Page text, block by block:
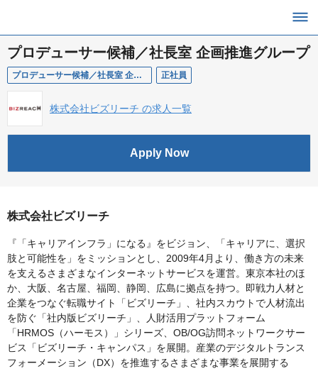
プロデューサー候補／社長室 企画推進グループ
プロデューサー候補／社長室 企画推進グループ 正社員
株式会社ビズリーチ の求人一覧
Apply Now
株式会社ビズリーチ
『「キャリアインフラ」になる』をビジョン、「キャリアに、選択
肢と可能性を」をミッションとし、2009年4月より、働き方の未来
を支えるさまざまなインターネットサービスを運営。東京本社のほ
か、大阪、名古屋、福岡、静岡、広島に拠点を持つ。即戦力人材と
企業をつなぐ転職サイト「ビズリーチ」、社内スカウトで人材流出
を防ぐ「社内版ビズリーチ」、人財活用プラットフォーム
「HRMOS（ハーモス）」シリーズ、OB/OG訪問ネットワークサー
ビス「ビズリーチ・キャンパス」を展開。産業のデジタルトランス
フォーメーション（DX）を推進するさまざまな事業を展開する